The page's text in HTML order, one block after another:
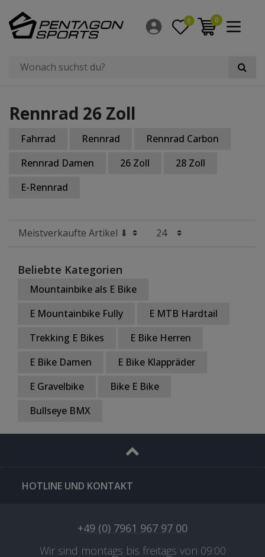
0 0
Filter
×
Rennrad 26 Zoll
Fahrrad Rennrad
Rennrad Carbon
Rennrad Damen
26 Zoll
28 Zoll
E-Rennrad
Beliebte Kategorien
Mountainbike als E Bike
E Mountainbike Fully
E MTB Hardtail
Trekking E Bikes
E Bike Herren
E Bike Damen
E Bike Klappräder
E Gravelbike
Bike E Bike
Bullseye BMX
HOTLINE UND KONTAKT
+49 (0) 7961 967 97 00
Wir sind montags bis freitags von 09:00